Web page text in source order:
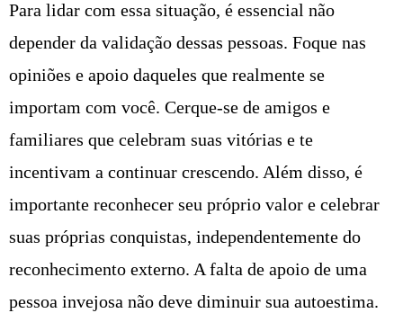
Para lidar com essa situação, é essencial não
depender da validação dessas pessoas. Foque nas
opiniões e apoio daqueles que realmente se
importam com você. Cerque-se de amigos e
familiares que celebram suas vitórias e te
incentivam a continuar crescendo. Além disso, é
importante reconhecer seu próprio valor e celebrar
suas próprias conquistas, independentemente do
reconhecimento externo. A falta de apoio de uma
pessoa invejosa não deve diminuir sua autoestima.